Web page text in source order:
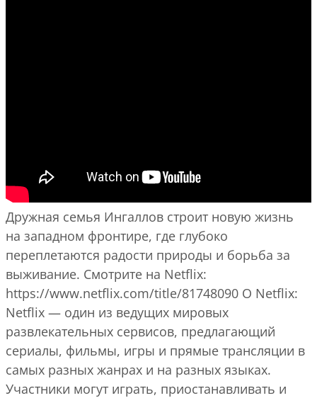
Дружная семья Ингаллов строит новую жизнь
на западном фронтире, где глубоко
переплетаются радости природы и борьба за
выживание. Смотрите на Netflix:
https://www.netflix.com/title/81748090 О Netflix:
Netflix — один из ведущих мировых
развлекательных сервисов, предлагающий
сериалы, фильмы, игры и прямые трансляции в
самых разных жанрах и на разных языках.
Участники могут играть, приостанавливать и